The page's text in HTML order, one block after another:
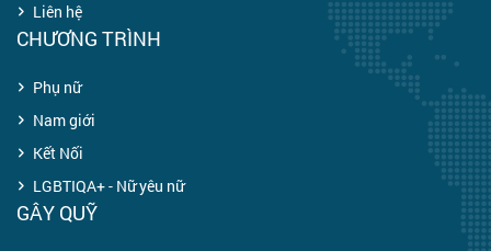
Liên hệ
CHƯƠNG TRÌNH
Phụ nữ
Nam giới
Kết Nối
LGBTIQA+ - Nữ yêu nữ
GÂY QUỸ